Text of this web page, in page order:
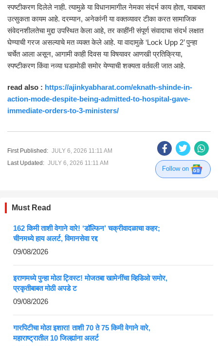
स्पष्टीकरण दिलेले नाही. त्यामुळे या विधानामागील नेमका संदर्भ काय होता, याबाबत
उत्सुकता कायम आहे. दरम्यान, अनेकांनी या वक्तव्यावर टीका करत सामाजिक
संवेदनशीलतेचा मुद्दा उपस्थित केला आहे, तर काहींनी संपूर्ण संवादाचा संदर्भ लक्षात
घेण्याची गरज असल्याचे मत व्यक्त केले आहे. या वादामुळे ‘Lock Upp 2’ पुन्हा
चर्चेत आला असून, आगामी काही दिवस या विषयावर आणखी प्रतिक्रिया,
स्पष्टीकरण किंवा नव्या घडामोडी समोर येण्याची शक्यता वर्तवली जात आहे.
read also : https://ajinkyabharat.com/eknath-shinde-in-
action-mode-despite-being-admitted-to-hospital-gave-
immediate-orders-to-3-ministers/
First Published: JULY 6, 2026 11:11 AM
Last Updated: JULY 6, 2026 11:11 AM
Follow on
Must Read
162 किमी ताशी वेगाने वारे! ‘डॉल्फिन’ चक्रीवादळाचा कहर;
चीनमध्ये हाय अलर्ट, विमानसेवा रद्द
09/08/2026
इराणमध्ये पुन्हा मोठा ट्विस्ट! मोजतबा खामेनींचा व्हिडिओ समोर,
प्रकृतीबाबत मोठी अपडे ट
09/08/2026
गारपिटीचा मोठा इशारा! ताशी 70 ते 75 किमी वेगाने वारे,
महाराष्ट्रातील 10 जिल्ह्यांना अलर्ट